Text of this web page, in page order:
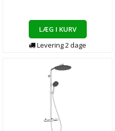
LÆG I KURV
Levering2dage